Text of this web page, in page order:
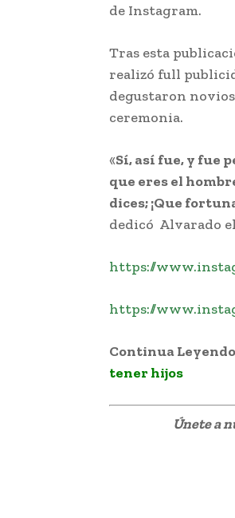
de Instagram.
Tras esta
realizó full
degustaron
ceremonia.
«Sí, así fue, y fue
que eres el
dices; ¡Que
dedicó Alvarado
https://
https://
Continua
tener hijos
Únete a